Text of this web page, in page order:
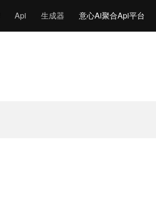
Api 生成器 意心Ai聚合Api平台